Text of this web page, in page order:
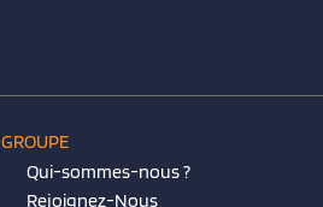
Qui-sommes-nous ?
Rejoignez-Nous